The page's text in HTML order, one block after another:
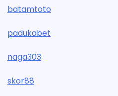
batamtoto
padukabet
naga303
skor88